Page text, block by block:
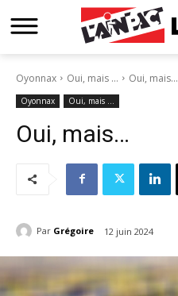
Oyonnax Oui, mais … Oui, mais...
Oyonnax Oui, mais …
Oui, mais…
Par Grégoire 12 juin 2024